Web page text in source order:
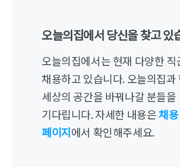
오늘의집에서 당신을 찾고 있
오늘의집에서는 현재 다양한 직
채용하고 있습니다. 오늘의집과
세상의 공간을 바꿔나갈 분들을
기다립니다. 자세한 내용은채용
페이지에서 확인해주세요.